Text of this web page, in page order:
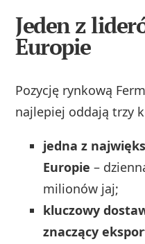
Jeden z
Europie
Pozycję rynkową
najlepiej oddają trzy
jedna z
Europie –
milionów jaj;
kluczowy
znaczący